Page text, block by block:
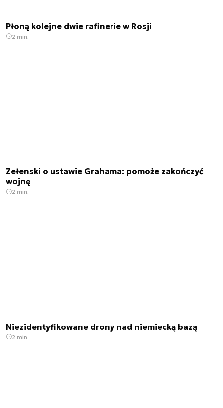
Płoną kolejne dwie rafinerie w Rosji
2 min.
Zełenski o ustawie Grahama: pomoże zakończyć
wojnę
2 min.
Niezidentyfikowane drony nad niemiecką bazą
2 min.